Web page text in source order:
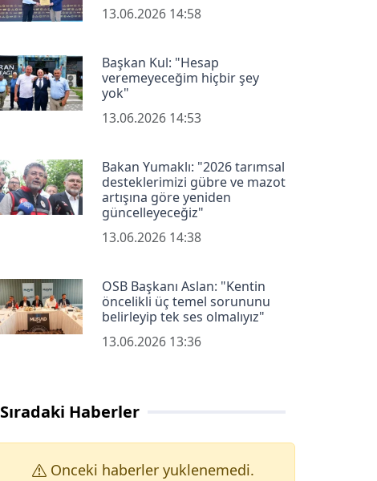
13.06.2026 14:58
Başkan Kul: "Hesap
veremeyeceğim hiçbir şey
yok"
13.06.2026 14:53
Bakan Yumaklı: "2026 tarımsal
desteklerimizi gübre ve mazot
artışına göre yeniden
güncelleyeceğiz"
13.06.2026 14:38
OSB Başkanı Aslan: "Kentin
öncelikli üç temel sorununu
belirleyip tek ses olmalıyız"
13.06.2026 13:36
Sıradaki Haberler
Onceki haberler yuklenemedi.